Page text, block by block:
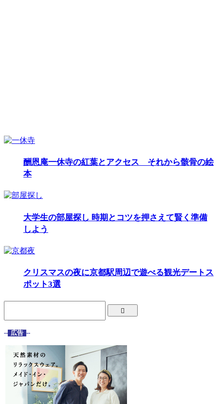
酬恩庵一休寺の紅葉とアクセス それから骸骨の絵
本
大学生の部屋探し 時期とコツを押さえて賢く準備
しよう
クリスマスの夜に京都駅周辺で遊べる観光デートス
ポット3選
-- 広告 --